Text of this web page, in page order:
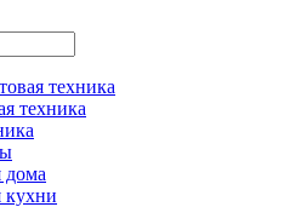
техника
техника
дома
кухни